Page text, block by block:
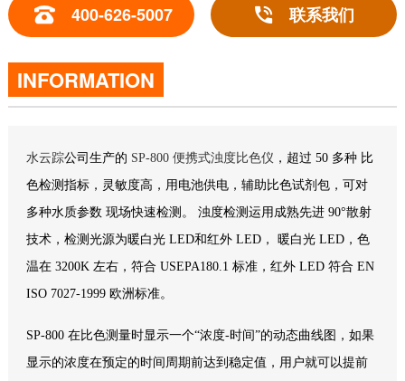
400-626-5007 联系我们
INFORMATION
水云踪公司生产的 SP-800 便携式浊度比色仪 ，超过 50 多种 比
色检测指标，灵敏度高，用电池供电，辅助比色试剂包，可对
多种水质参数 现场快速检测。 浊度检测运用成熟先进 90°散射
技术，检测光源为暖白光 LED和红外 LED， 暖白光 LED，色
温在 3200K 左右，符合 USEPA180.1 标准，红外 LED 符合 EN
ISO 7027-1999 欧洲标准。
SP-800 在比色测量时显示一个“浓度-时间”的动态曲线图，如果
显示的浓度在预定的时间周期前达到稳定值，用户就可以提前